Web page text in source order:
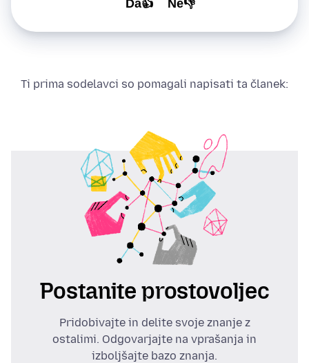
Da👍 Ne👎
Ti prima sodelavci so pomagali napisati ta članek:
Postanite prostovoljec
Pridobivajte in delite svoje znanje z
ostalimi. Odgovarjajte na vprašanja in
izboljšajte bazo znanja.